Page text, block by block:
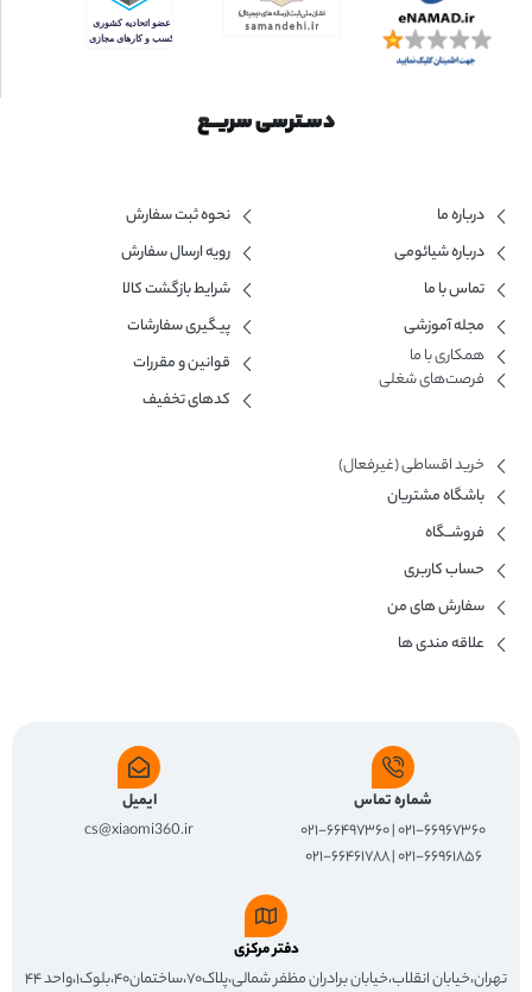
دسـترسی سریــع
درباره ما
درباره شیائومی
تماس با ما
مجله آموزشی
همکاری با ما​
فرصت‌های شغلی
نحوه ثبت سفارش
رویه ارسال سفارش
شرایط بازگشت کالا
پیگیری سفارشات
قوانین و مقررات
کدهای تخفیف
خرید اقساطی (غیرفعال)
باشگاه مشتریان
فروشــگاه
حساب کاربری
سفارش های من
علاقه مندی ها
شماره تماس
۰۲۱-۶۶۹۶۷۳۶۰ | ۰۲۱-۶۶۴۹۷۳۶۰
۰۲۱-۶۶۹۶۱۸۵۶ | ۰۲۱-۶۶۴۶۱۷۸۸
ایمیل
cs@xiaomi360.ir
دفتر مرکزی
تهران،خیابان انقلاب،خیابان برادران مظفر شمالی،پلاک۷۰،ساختمان۴۰،بلوک۱،واحد ۴۴